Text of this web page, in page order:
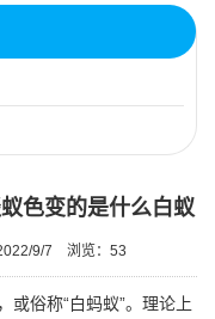
色变的是什么白蚁
9/7 浏览： 53
俗称“白蚂蚁”。理论上